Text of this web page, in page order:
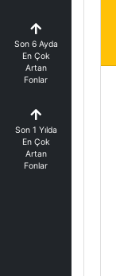
Son 6 Ayda
En Çok
Artan
Fonlar
Son 1 Yılda
En Çok
Artan
Fonlar